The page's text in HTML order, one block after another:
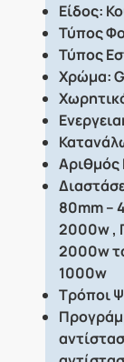
Είδος:
Τύπος
Τύπος
Χρώμα:
Αριθμός
80mm –
2000w ,
2000w
1000w
Τρόποι